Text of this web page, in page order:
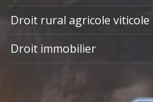
Droit rural agricole viticole
Droit immobilier